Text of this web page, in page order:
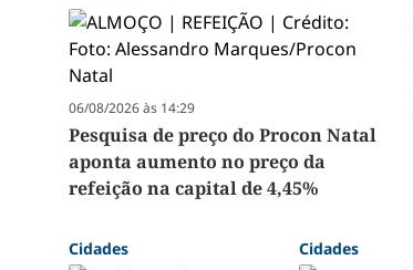
06/08/2026 às 14:29
Pesquisa de preço do Procon Natal
aponta aumento no preço da
refeição na capital de 4,45%
Cidades Cidades